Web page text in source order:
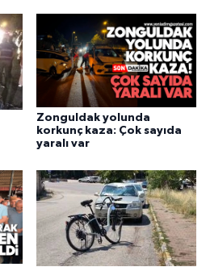
Zonguldak yolunda
korkunç kaza: Çok sayıda
yaralı var